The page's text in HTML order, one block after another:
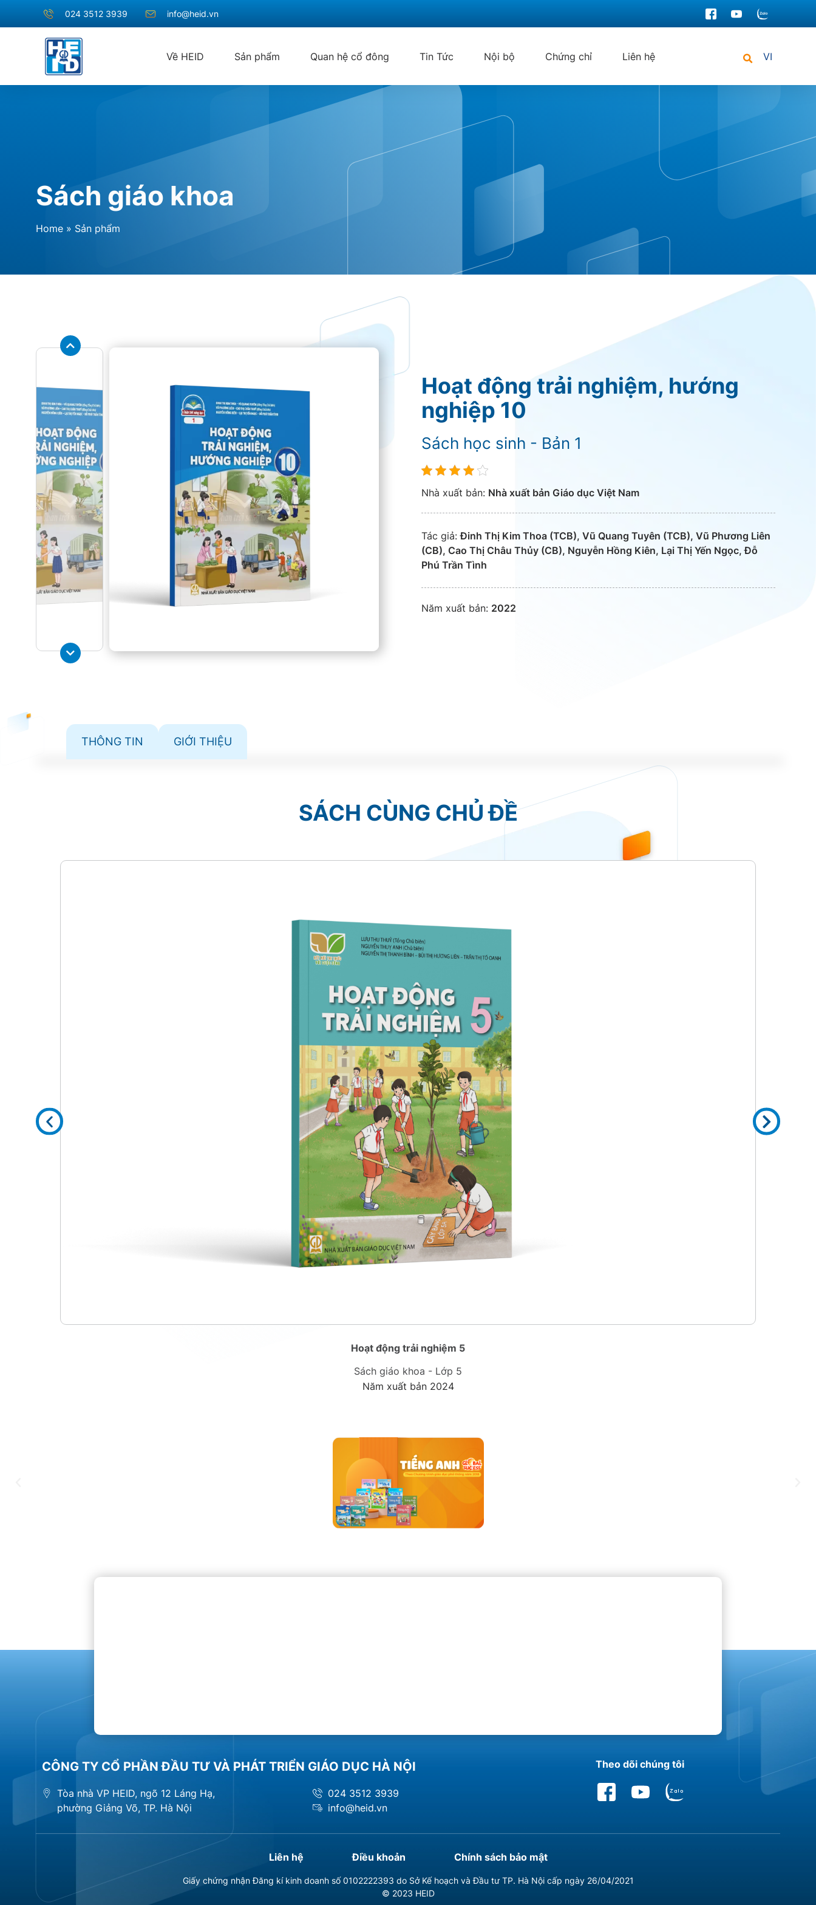
024 3512 3939 info@heid.vn
Về HEID Sản phẩm Quan hệ cổ đông Tin Tức Nội bộ Chứng chỉ Liên hệ VI
Sách giáo khoa
Home » Sản phẩm
Hoạt động trải nghiệm, hướng
nghiệp 10
Sách học sinh - Bản 1
Nhà xuất bản: Nhà xuất bản Giáo dục Việt Nam
Tác giả:Đinh Thị Kim Thoa (TCB), Vũ Quang Tuyên (TCB), Vũ Phương Liên
(CB), Cao Thị Châu Thủy (CB), Nguyễn Hồng Kiên, Lại Thị Yến Ngọc, Đỗ
Phú Trần Tình
Năm xuất bản: 2022
THÔNG TIN GIỚI THIỆU
SÁCH CÙNG CHỦ ĐỀ
Hoạt động trải nghiệm 5
Sách giáo khoa - Lớp 5
Năm xuất bản 2024
CÔNG TY CỔ PHẦN ĐẦU TƯ VÀ PHÁT TRIỂN GIÁO DỤC HÀ NỘI
Tòa nhà VP HEID, ngõ 12 Láng Hạ,
phường Giảng Võ, TP. Hà Nội
024 3512 3939
info@heid.vn
Theo dõi chúng tôi
Liên hệ Điều khoản Chính sách bảo mật
Giấy chứng nhận Đăng kí kinh doanh số 0102222393 do Sở Kế hoạch và Đầu tư TP. Hà Nội cấp ngày 26/04/2021
© 2023 HEID